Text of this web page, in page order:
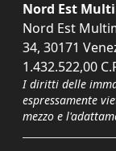
Nord Est
Nord Est
34, 30171
1.432.522,00
I diritti delle
espressamente
mezzo e